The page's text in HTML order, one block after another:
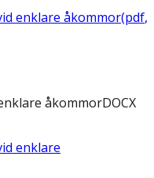
enklare åkommor(pdf,
åkommorDOCX
enklare